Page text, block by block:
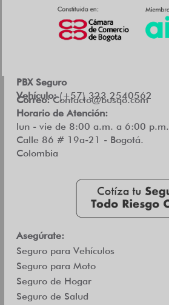
PBX Seguro
Vehículo:(+57) 323 2540562
Correo:Contacto@busqo.com
Horario de Atención:
lun - vie de 8:00 a.m. a 6:00 p.m.
Calle 86 # 19a-21 - Bogotá.
Colombia
Asegúrate:
Seguro para Vehículos
Seguro para Moto
Seguro de Hogar
Seguro de Salud